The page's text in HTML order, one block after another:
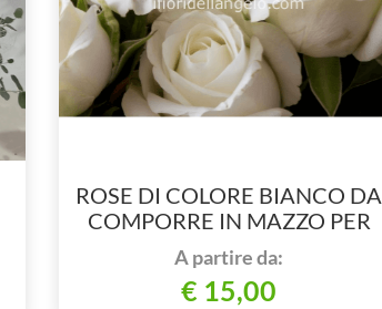
ROSE DI COLORE BIANCO DA
COMPORRE IN MAZZO PER
NUMERO DI STELI
A partire da:
€ 15,00